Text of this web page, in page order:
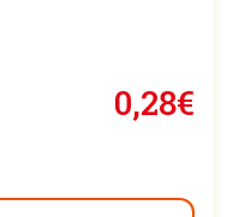
0,28€